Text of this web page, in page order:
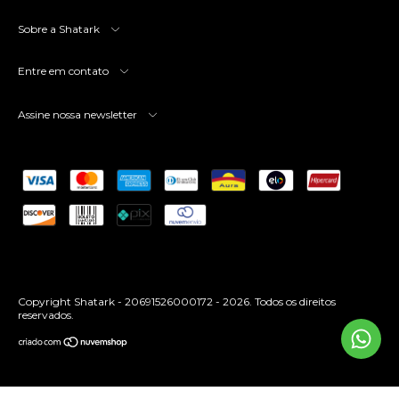
Sobre a Shatark
Entre em contato
Assine nossa newsletter
Copyright Shatark - 20691526000172 - 2026. Todos os direitos
reservados.